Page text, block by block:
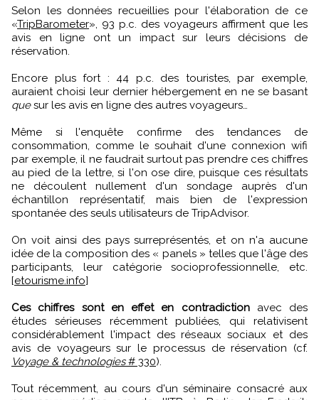
Selon les données recueillies pour l'élaboration de ce
«TripBarometer», 93 p.c. des voyageurs affirment que les
avis en ligne ont un impact sur leurs décisions de
réservation.
Encore plus fort : 44 p.c. des touristes, par exemple,
auraient choisi leur dernier hébergement en ne se basant
quesur les avis en ligne des autres voyageurs…
Même si l'enquête confirme des tendances de
consommation, comme le souhait d'une connexion wifi
par exemple, il ne faudrait surtout pas prendre ces chiffres
au pied de la lettre, si l'on ose dire, puisque ces résultats
ne découlent nullement d'un sondage auprès d'un
échantillon représentatif, mais bien de l'expression
spontanée des seuls utilisateurs de TripAdvisor.
On voit ainsi des pays surreprésentés, et on n'a aucune
idée de la composition des « panels » telles que l'âge des
participants, leur catégorie socioprofessionnelle, etc.
[etourisme.info]
Ces chiffres sont en effet en contradiction avec des
études sérieuses récemment publiées, qui relativisent
considérablement l'impact des réseaux sociaux et des
avis de voyageurs sur le processus de réservation (cf.
Voyage & technologies# 330).
Tout récemment, au cours d'un séminaire consacré aux